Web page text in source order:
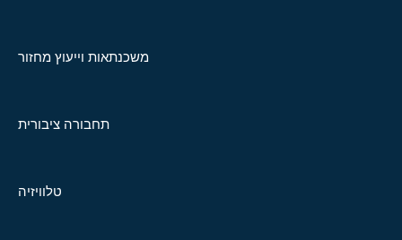
משכנתאות וייעוץ מחזור
תחבורה ציבורית
טלוויזיה